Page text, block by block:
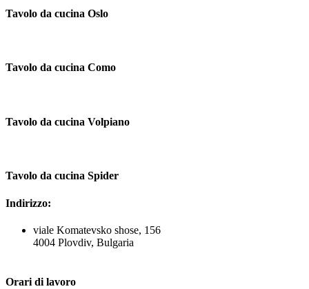
Tavolo da cucina Oslo
Tavolo da cucina Como
Tavolo da cucina Volpiano
Tavolo da cucina Spider
Indirizzo:
viale Komatevsko shose, 156
4004 Plovdiv, Bulgaria
Orari di lavoro